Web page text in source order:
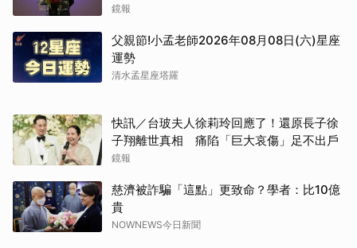
網絡
鏡報
父親節!小孟老師2026年08月08日(六)星座
運勢
清水孟星座塔羅
快訊／台玻夫人徐莉玲回應了！還原長子徐
子翔離世真相 痛陷「巨大哀傷」足不出戶
鏡報
慈濟被詐騙「這點」更致命？學者：比10億
貴
NOWNEWS今日新聞